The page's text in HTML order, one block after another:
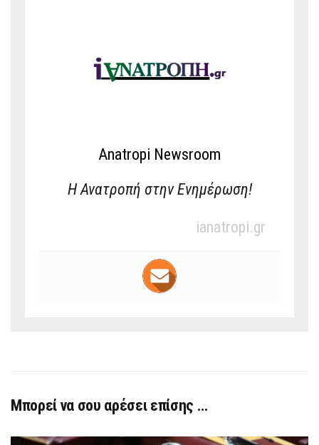
Anatropi Newsroom
Η Ανατροπή στην Ενημέρωση!
ianatropi.gr
Μπορεί να σου αρέσει επίσης …